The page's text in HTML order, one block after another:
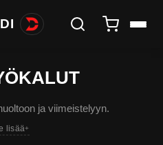
ja viimeistelyyn.
lisää